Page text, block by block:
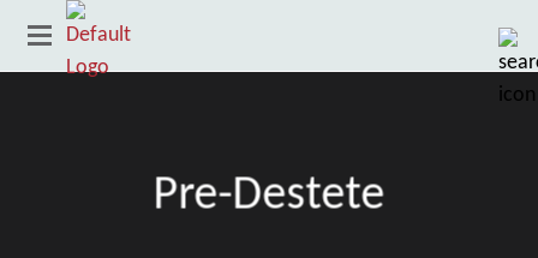
Pre-Destete